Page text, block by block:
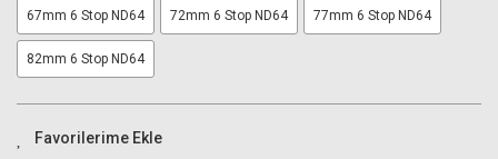
67mm 6 Stop ND64 72mm 6 Stop ND64 77mm 6 Stop ND64
82mm 6 Stop ND64